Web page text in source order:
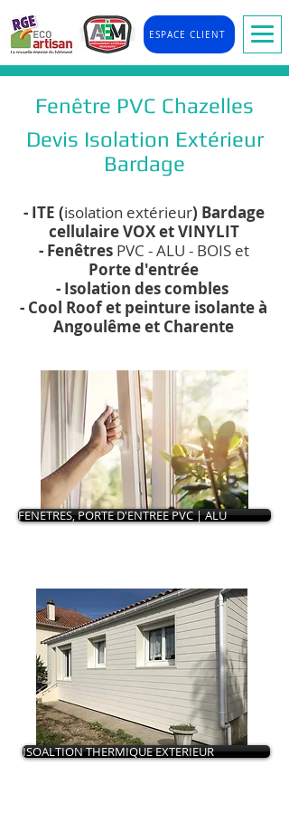
ESPACE CLIENT
Fenêtre PVC Chazelles
Devis Isolation Extérieur
Bardage
- ITE (isolation extérieur) Bardage​
cellulaire VOX et VINYLIT
- Fenêtres PVC - ALU - BOIS et
Porte d'entrée
- Isolation des combles
- Cool Roof et peinture isolante à
Angoulême et Charente
FENETRES, PORTE D'ENTREE PVC | ALU
ISOALTION THERMIQUE EXTERIEUR